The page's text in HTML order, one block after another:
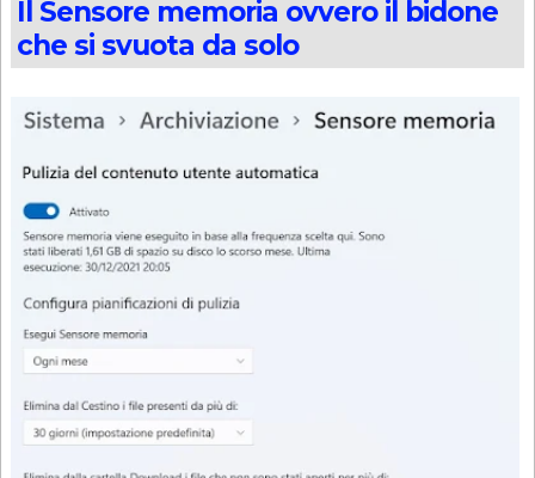
Il Sensore memoria ovvero il bidone
che si svuota da solo